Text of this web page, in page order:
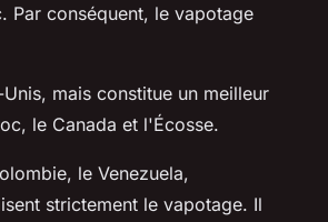
Par conséquent, le vapotage
mais constitue un meilleur
le Canada et l'Écosse.
le Venezuela,
strictement le vapotage. Il